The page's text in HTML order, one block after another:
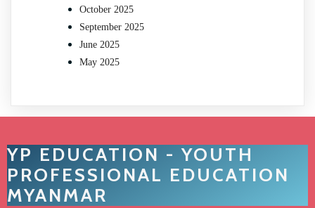
October 2025
September 2025
June 2025
May 2025
YP EDUCATION - YOUTH
PROFESSIONAL EDUCATION
MYANMAR